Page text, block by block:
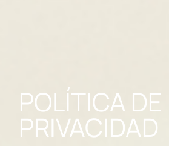
POLÍTICA DE
PRIVACIDAD